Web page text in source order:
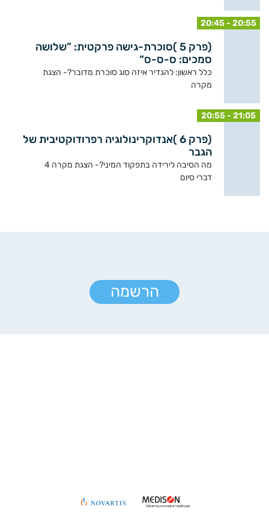
20:45 - 20:55
(פרק 5 )סוכרת-גישה פרקטית: ”שלושה
סמכים: ס-ס-ס“
כלל ראשון: להגדיר איזה סוג סוכרת מדובר?- הצגת
מקרה
20:55 - 21:05
(פרק 6 )אנדוקרינולוגיה רפרודוקטיבית של
הגבר
מה הסיבה לירידה בתפקוד המיני?- הצגת מקרה 4
דברי סיום
הרשמה